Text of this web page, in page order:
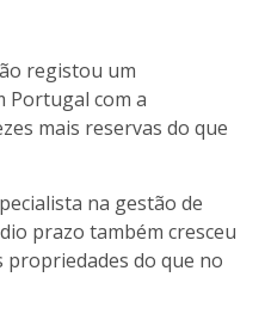
registou um
Portugal com a
mais reservas do que
na gestão de
prazo também cresceu
propriedades do que no